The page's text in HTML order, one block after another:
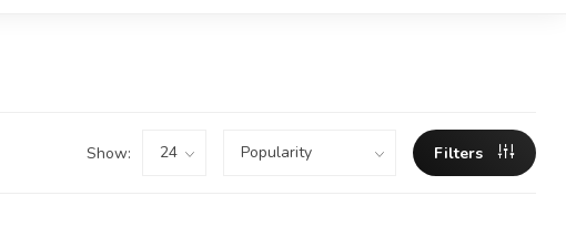
Show: Filters